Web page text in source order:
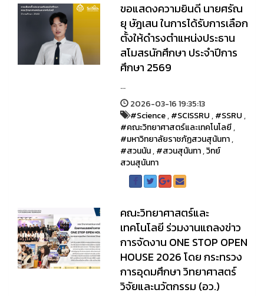
ขอแสดงความยินดี นายศรัณ
ยุ ษัฎเสน ในการได้รับการเลือก
ตั้งให้ดำรงตำแหน่งประธาน
สโมสรนักศึกษา ประจำปีการ
ศึกษา 2569
...
2026-03-16 19:35:13
#Science,#SCISSRU,#SSRU,
#คณะวิทยาศาสตร์และเทคโนโลยี,
#มหาวิทยาลัยราชภัฏสวนสุนันทา,
#สวนนัน,#สวนสุนันทา,วิทย์
สวนสุนันทา
คณะวิทยาศาสตร์และ
เทคโนโลยี ร่วมงานแถลงข่าว
การจัดงาน ONE STOP OPEN
HOUSE 2026 โดย กระทรวง
การอุดมศึกษา วิทยาศาสตร์
วิจัยและนวัตกรรม (อว.)